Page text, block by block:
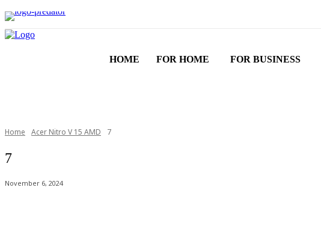
HOME FOR HOME FOR BUSINESS
Home Acer Nitro V 15 AMD 7
7
November 6, 2024